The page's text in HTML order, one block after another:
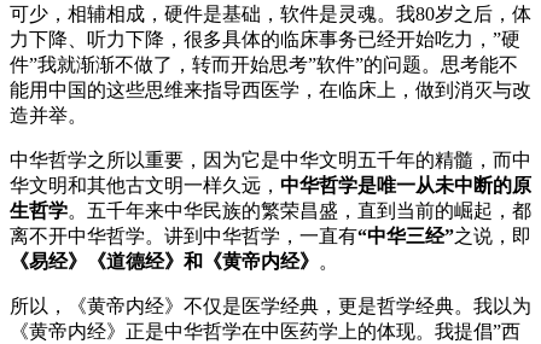
可少，相辅相成，硬件是基础，软件是灵魂。我80岁之后，体
力下降、听力下降，很多具体的临床事务已经开始吃力，”硬
件”我就渐渐不做了，转而开始思考”软件”的问题。思考能不
能用中国的这些思维来指导西医学，在临床上，做到消灭与改
造并举。
中华哲学之所以重要，因为它是中华文明五千年的精髓，而中
华文明和其他古文明一样久远， 中华哲学是唯一从未中断的原
生哲学。五千年来中华民族的繁荣昌盛，直到当前的崛起，都
离不开中华哲学。讲到中华哲学，一直有“中华三经”之说，即
《易经》《道德经》和《黄帝内经》 。
所以，《黄帝内经》不仅是医学经典，更是哲学经典。我以为
《黄帝内经》正是中华哲学在中医药学上的体现。我提倡”西